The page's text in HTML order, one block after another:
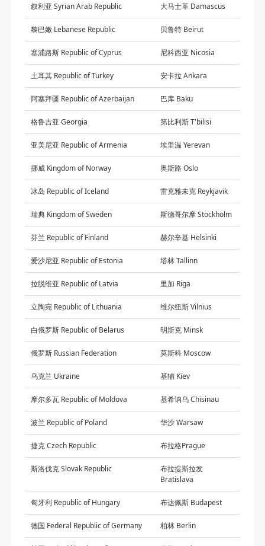
叙利亚 Syrian Arab Republic 大马士革 Damascus
黎巴嫩 Lebanese Republic 贝鲁特 Beirut
塞浦路斯 Republic of Cyprus 尼科西亚 Nicosia
土耳其 Republic of Turkey 安卡拉 Ankara
阿塞拜疆 Republic of Azerbaijan 巴库 Baku
格鲁吉亚 Georgia 第比利斯 T'bilisi
亚美尼亚 Republic of Armenia 埃里温 Yerevan
挪威 Kingdom of Norway 奥斯路 Oslo
冰岛 Republic of Iceland 雷克雅未克 Reykjavik
瑞典 Kingdom of Sweden 斯德哥尔摩 Stockholm
芬兰 Republic of Finland 赫尔辛基 Helsinki
爱沙尼亚 Republic of Estonia 塔林 Tallinn
拉脱维亚 Republic of Latvia 里加 Riga
立陶宛 Republic of Lithuania 维尔纽斯 Vilnius
白俄罗斯 Republic of Belarus 明斯克 Minsk
俄罗斯 Russian Federation 莫斯科 Moscow
乌克兰 Ukraine 基辅 Kiev
摩尔多瓦 Republic of Moldova 基希讷乌 Chisinau
波兰 Republic of Poland 华沙 Warsaw
捷克 Czech Republic 布拉格Prague
斯洛伐克 Slovak Republic
布拉提斯拉发
Bratislava
匈牙利 Republic of Hungary 布达佩斯 Budapest
德国 Federal Republic of Germany 柏林 Berlin